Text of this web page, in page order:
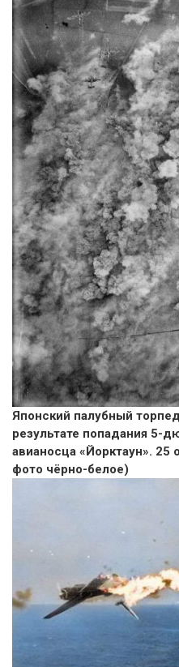
Японский палубный
результате попадания 5-
авианосца «Йорктаун». 25
фото чёрно-белое)